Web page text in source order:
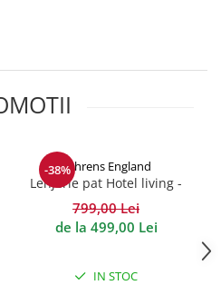
-38%Behrens England
Lenjerie pat Hotel living -
Ice Grey 600TC
799,00 Lei
de la 499,00 Lei
IN STOC